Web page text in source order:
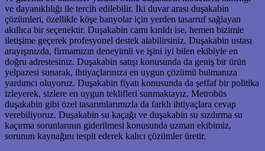
ve dayanıklılığı ile tercih edilebilir. İki duvar arası duşakabin
çözümleri, özellikle köşe banyolar için yerden tasarruf sağlayan
akıllıca bir seçenektir. Duşakabin camı kırıldı ise, hemen bizimle
iletişime geçerek profesyonel destek alabilirsiniz. Duşakabin ustası
arayışınızda, firmamızın deneyimli ve işini iyi bilen ekibiyle en
doğru adrestesiniz. Duşakabin satışı konusunda da geniş bir ürün
yelpazesi sunarak, ihtiyaçlarınıza en uygun çözümü bulmanıza
yardımcı oluyoruz. Duşakabin fiyatı konusunda da şeffaf bir politika
izleyerek, sizlere en uygun teklifleri sunmaktayız. Metrobüs
duşakabin gibi özel tasarımlarımızla da farklı ihtiyaçlara cevap
verebiliyoruz. Duşakabin su kaçağı ve duşakabin su sızdırma su
kaçırma sorunlarının giderilmesi konusunda uzman ekibimiz,
sorunun kaynağını tespit ederek kalıcı çözümler üretir.